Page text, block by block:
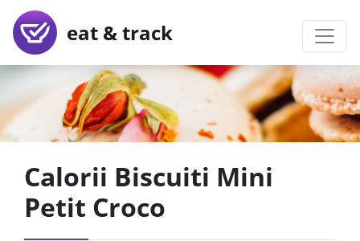
eat & track
Calorii Biscuiti Mini
Petit Croco